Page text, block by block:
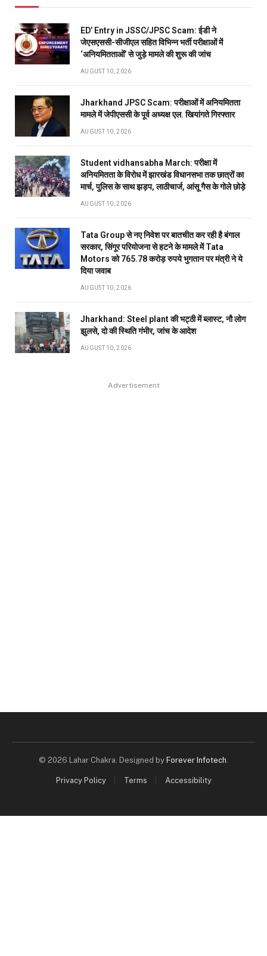
ED’ Entry in JSSC/JPSC Scam: ईडी ने
जेएसएससी-सीजीएल सहित विभिन्न भर्ती परीक्षाओं में
‘अनियमितताओं’ से जुड़े मामले की शुरू की जांच
AUGUST 10, 2026
Jharkhand JPSC Scam: परीक्षाओं में अनियमितता
मामले में जेपीएससी के पूर्व अध्यक्ष एल. खियांगते गिरफ्तार
AUGUST 10, 2026
Student vidhansabha March: परीक्षा में
अनियमितता के विरोध में झारखंड विधानसभा तक छात्रों का
मार्च, पुलिस के साथ झड़प, लाठीचार्ज, आंसू गैस के गोले छोड़े
AUGUST 10, 2026
Tata Group से नए निवेश पर बातचीत कर रही है बंगाल
सरकार, सिंगूर परियोजना से हटने के मामले में Tata
Motors को 765.78 करोड़ रुपये भुगतान पर मंत्री ने ये
दिया जवाब
AUGUST 10, 2026
Jharkhand: Steel plant की भट्ठी में ब्लास्ट, नौ लोग
झुलसे, दो की स्थिति गंभीर, जांच के आदेश
AUGUST 10, 2026
Advertisement
© 2026 Lahar Chakra. Designed by Forever Infotech
Privacy Policy Terms Accessibility